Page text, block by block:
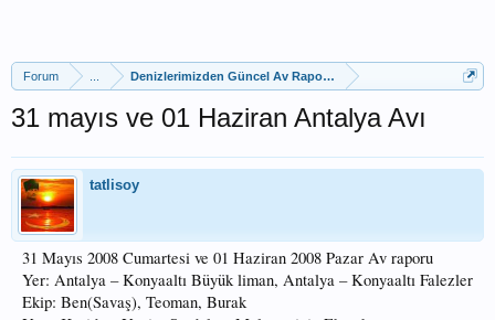
Forum Denizlerimizden Güncel Av Raporları
31 mayıs ve 01 Haziran Antalya Avı
tatlisoy
31 Mayıs 2008 Cumartesi ve 01 Haziran 2008 Pazar Av raporu
Yer: Antalya – Konyaaltı Büyük liman, Antalya – Konyaaltı Falezler
Ekip: Ben(Savaş), Teoman, Burak